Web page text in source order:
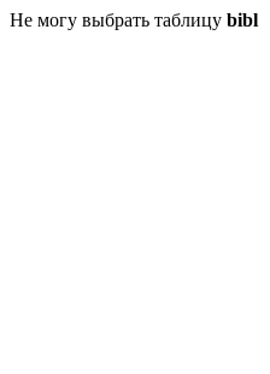
Не могу выбрать таблицу bibl